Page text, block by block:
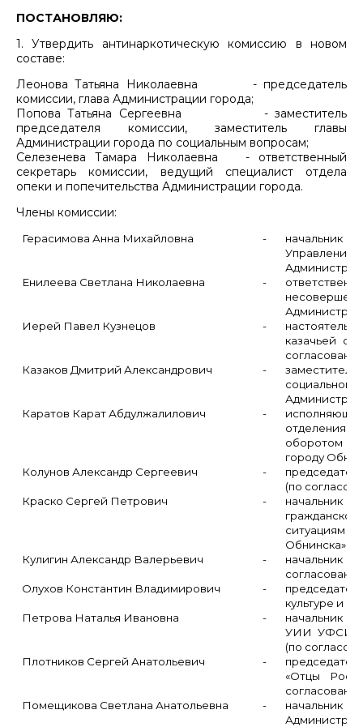
ПОСТАНОВЛЯЮ:
1. Утвердить антинаркотическую комиссию в новом
составе:
Леонова Татьяна Николаевна - председатель
комиссии, глава Администрации города;
Попова Татьяна Сергеевна - заместитель
председателя комиссии, заместитель главы
Администрации города по социальным вопросам;
Селезенева Тамара Николаевна - ответственный
секретарь комиссии, ведущий специалист отдела
опеки и попечительства Администрации города.
Члены комиссии:
Герасимова Анна Михайловна
Енилеева Светлана Николаевна
Иерей Павел Кузнецов
Казаков Дмитрий Александрович
Каратов Карат Абдулжалилович
Колунов Александр Сергеевич
Краско Сергей Петрович
-
-
-
-
-
-
-
Управления
настоятель
казачьей
отделения
оборотом
городу
(по
ситуациям
Обнинска»;
Кулигин Александр Валерьевич
Олухов Константин Владимирович
-
-
начальник
культуре и
Петрова Наталья Ивановна
Плотников Сергей Анатольевич
Помещикова Светлана Анатольевна
-
-
-
начальник
УИИ УФСИН
(по
«Отцы